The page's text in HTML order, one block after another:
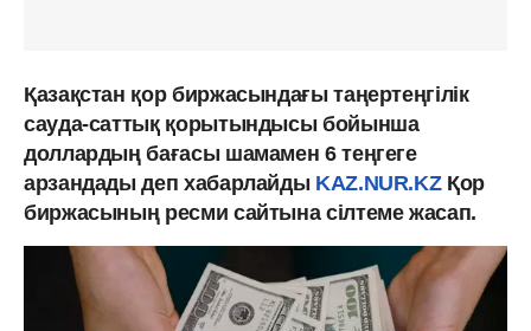
Қазақстан қор биржасындағы таңертеңгілік
сауда-саттық қорытындысы бойынша
доллардың бағасы шамамен 6 теңгеге
арзандады деп хабарлайды KAZ.NUR.KZҚор
биржасының ресми сайтына сілтеме жасап.